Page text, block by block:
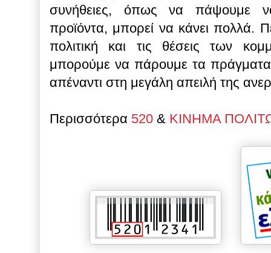
συνήθειες, όπως να πάψουμε
προϊόντα, μπορεί να κάνει πολλά.
πολιτική και τις θέσεις των
μπορούμε να πάρουμε τα
απέναντι στη μεγάλη απειλή της
Περισσότερα 520 & ΚΙΝΗΜΑ